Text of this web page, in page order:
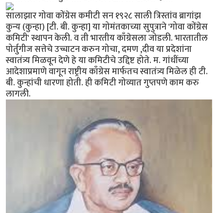
सालाझार गोवा कोंग्रेस कमीटी सन १९२८ साली त्रिस्तांव ब्रागांझ
कुन्य (कुन्हा) [टी. बी. कुन्हा] या गोमंतकाच्या सुपुत्राने 'गोवा कोंग्रेस
कमिटी' स्थापन केली. व ती भारतीय काँग्रेसला जोडली. भारतातील
पोर्तुगीज सत्तेचे उच्चाटन करुन गोचा, दमण ,दीव या प्रदेशांना
स्वातंत्र्य मिळवून देणे हे या कमिटीचे उद्दिष्ट होते. म. गांधींच्या
आदेशाप्रमाणे वागून राष्ट्रीय काँग्रेस मार्फतच स्वातंत्र्य मिळेल ही टी.
बी. कुन्हांची धारणा होती. ही कमिटी गोव्यात गुप्तपणे काम करु
लागली.